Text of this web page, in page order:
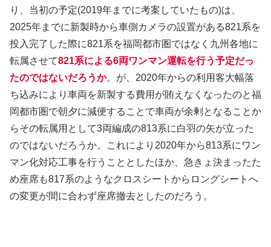
り、当初の予定(2019年までに考案していたもの)は、
2025年までに新製時から車側カメラの設置がある821系を
投入完了した際に821系を福岡都市圏ではなく九州各地に
転属させて821系による6両ワンマン運転を行う予定だっ
たのではないだろうか。が、2020年からの利用客大幅落
ち込みにより車両を新製する費用が賄えなくなったのと福
岡都市圏で朝夕に減便することで車両が余剰となることか
らその転属用として3両編成の813系に白羽の矢が立った
のではないだろうか。これにより2020年から813系にワン
マン化対応工事を行うこととしたほか、急きょ決まったた
め座席も817系のようなクロスシートからロングシートへ
の変更が間に合わず座席撤去としたのだろう。